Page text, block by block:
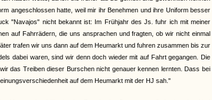
angeschlossen hatte, weil mir ihr Benehmen und ihre Uniform besser
"Navajos" nicht bekannt ist: Im Frühjahr des Js. fuhr ich mit meiner
auf Fahrrädern, die uns ansprachen und fragten, ob wir nicht einmal
trafen wir uns dann auf dem Heumarkt und fuhren zusammen bis zur
dabei waren, sind wir denn doch wieder mit auf Fahrt gegangen. Die
das Treiben dieser Burschen nicht genauer kennen lernten. Dass bei
auf dem Heumarkt mit der HJ sah."